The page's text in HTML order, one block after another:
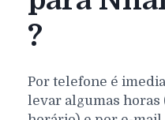
?
Por telefone é
levar algumas horas